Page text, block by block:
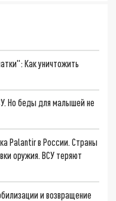
Как уничтожить
Но беды для малышей не
Palantir в России. Страны
оружия. ВСУ теряют
и возвращение